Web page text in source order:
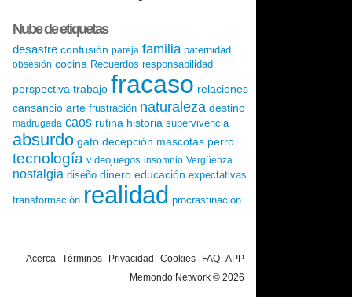
Nube de etiquetas
desastre confusión pareja familia paternidad
obsesión cocina Recuerdos responsabilidad
perspectiva trabajo fracaso relaciones
cansancio arte frustración naturaleza destino
madrugada caos rutina historia supervivencia
absurdo gato decepción mascotas perro
tecnología videojuegos insomnio Vergüenza
nostalgia diseño dinero educación expectativas
transformación realidad procrastinación
Acerca Términos Privacidad Cookies FAQ APP
Memondo Network © 2026